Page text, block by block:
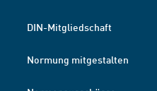
DIN-Mitgliedschaft
Normung mitgestalten